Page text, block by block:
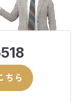
ちら